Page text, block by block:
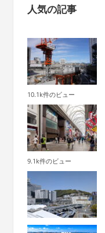
人気の記事
10.1k件のビュー
9.1k件のビュー